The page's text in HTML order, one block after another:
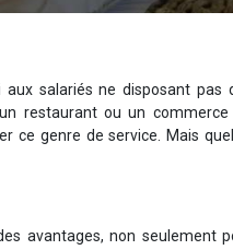
salariés ne disposant pas
restaurant ou un
ce genre de service. Mais
avantages, non seulement